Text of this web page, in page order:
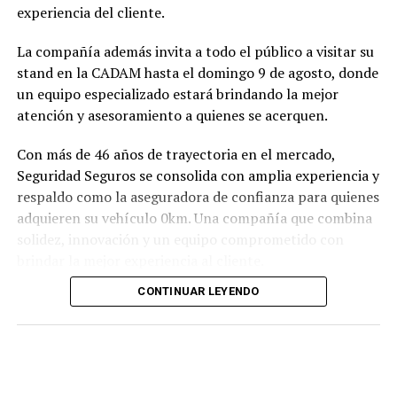
experiencia del cliente.
La compañía además invita a todo el público a visitar su
stand en la CADAM hasta el domingo 9 de agosto, donde
un equipo especializado estará brindando la mejor
atención y asesoramiento a quienes se acerquen.
Con más de 46 años de trayectoria en el mercado,
Seguridad Seguros se consolida con amplia experiencia y
respaldo como la aseguradora de confianza para quienes
adquieren su vehículo 0km. Una compañía que combina
CONTINUAR LEYENDO